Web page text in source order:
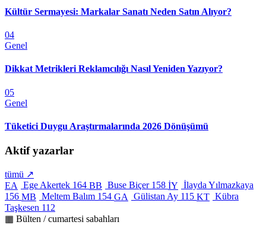
Kültür Sermayesi: Markalar Sanatı Neden Satın Alıyor?
04
Genel
Dikkat Metrikleri Reklamcılığı Nasıl Yeniden Yazıyor?
05
Genel
Tüketici Duygu Araştırmalarında 2026 Dönüşümü
Aktif yazarlar
tümü ↗
EA
Ege Akertek 164 BB Buse Biçer 158 İY İlayda Yılmazkaya
156 MB Meltem Balım 154 GA Gülistan Ay 115 KT Kübra
Taşkesen 112
▦ Bülten / cumartesi sabahları